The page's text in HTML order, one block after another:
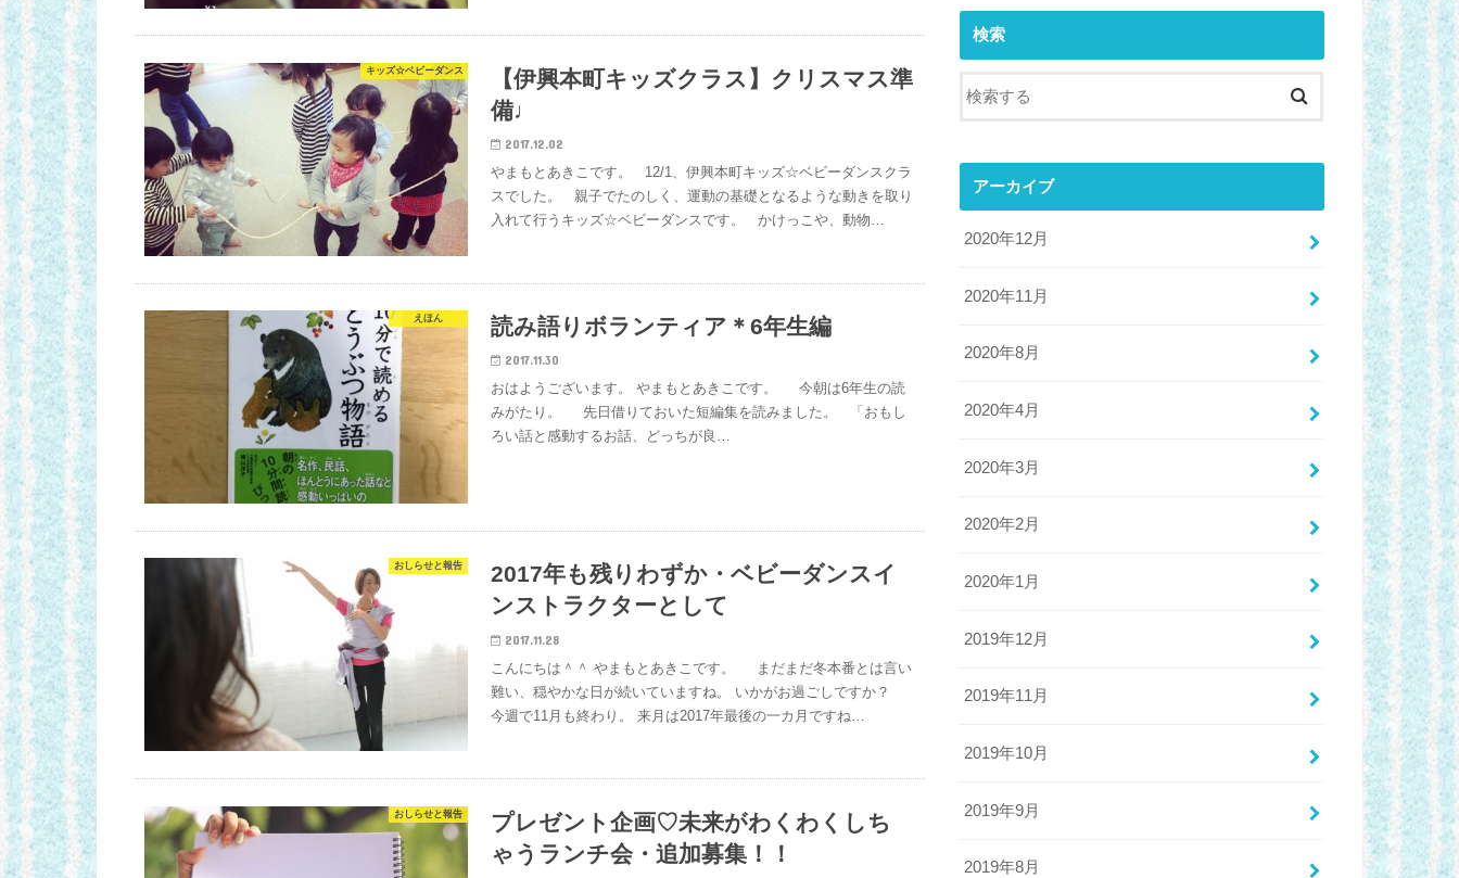
キッズ☆ベビーダンス
【伊興本町キッズクラス】クリスマス準
備♩
2017.12.02
やまもとあきこです。 12/1、伊興本町キッズ☆ベビーダンスクラ
スでした。 親子でたのしく、運動の基礎となるような動きを取り
入れて行うキッズ☆ベビーダンスです。 かけっこや、動物…
えほん 読み語りボランティア＊6年生編
2017.11.30
おはようございます。 やまもとあきこです。 今朝は6年生の読
みがたり。 先日借りておいた短編集を読みました。 「おもし
ろい話と感動するお話、どっちが良…
おしらせと報告
2017年も残りわずか・ベビーダンスイ
ンストラクターとして
2017.11.28
こんにちは＾＾ やまもとあきこです。 まだまだ冬本番とは言い
難い、穏やかな日が続いていますね。 いかがお過ごしですか？
今週で11月も終わり。 来月は2017年最後の一カ月ですね…
おしらせと報告
プレゼント企画♡未来がわくわくしち
ゃうランチ会・追加募集！！
検索
アーカイブ
2020年12月
2020年11月
2020年8月
2020年4月
2020年3月
2020年2月
2020年1月
2019年12月
2019年11月
2019年10月
2019年9月
2019年8月